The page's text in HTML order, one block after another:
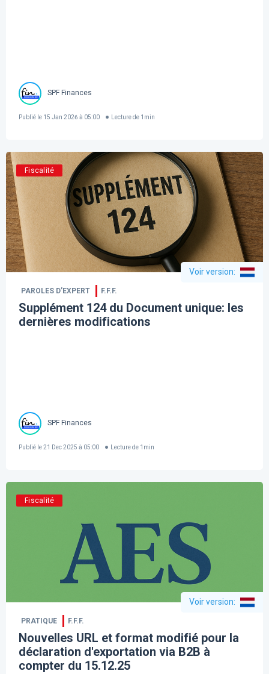
SPF Finances
Publié le 15 Jan 2026 à 05:00 Lecture de 1 min
Fiscalité
Voir version:
PAROLES D’EXPERT F.F.F.
Supplément 124 du Document unique: les
dernières modifications
SPF Finances
Publié le21 Dec 2025 à 05:00 Lecture de 1 min
Fiscalité
Voir version:
PRATIQUE F.F.F.
Nouvelles URL et format modifié pour la
déclaration d'exportation via B2B à
compter du 15.12.25